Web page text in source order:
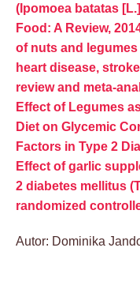
(Ipomoea batatas
Food: A Review,
of nuts and
heart disease,
review and meta-
Effect of Legumes
Diet on Glycemic
Factors in Type 2
Effect of garlic
2 diabetes mellitus
randomized
Autor: Dominika